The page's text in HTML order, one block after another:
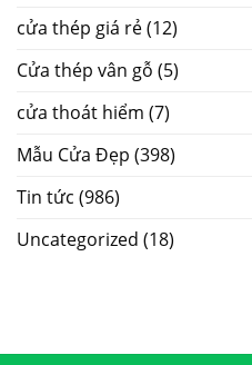
cửa thép giá rẻ(12)
Cửa thép vân gỗ (5)
cửa thoát hiểm (7)
Mẫu Cửa Đẹp (398)
Tin tức (986)
Uncategorized (18)